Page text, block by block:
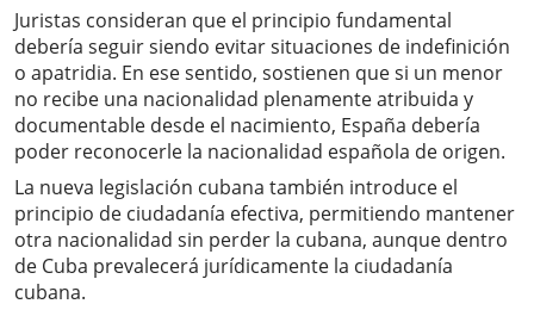
Juristas consideran que el principio fundamental
debería seguir siendo evitar situaciones de indefinición
o apatridia. En ese sentido, sostienen que si un menor
no recibe una nacionalidad plenamente atribuida y
documentable desde el nacimiento, España debería
poder reconocerle la nacionalidad española de origen.
La nueva legislación cubana también introduce el
principio de ciudadanía efectiva, permitiendo mantener
otra nacionalidad sin perder la cubana, aunque dentro
de Cuba prevalecerá jurídicamente la ciudadanía
cubana.